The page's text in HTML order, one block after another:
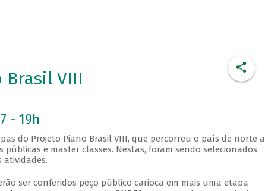
Brasil VIII
- 19h
do Projeto Piano Brasil VIII, que percorreu o país de norte a
e master classes. Nestas, foram sendo selecionados
ser conferidos peço público carioca em mais uma etapa